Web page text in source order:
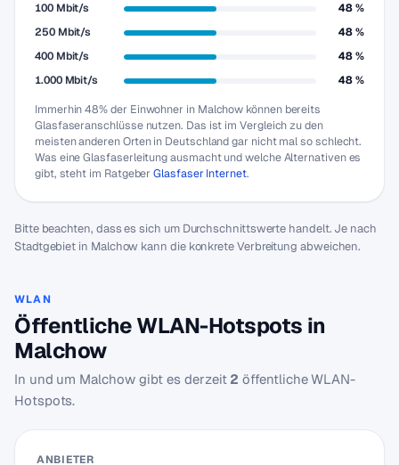
100 Mbit/s
48 %
250 Mbit/s
48 %
400 Mbit/s
48 %
1.000 Mbit/s
48 %
Immerhin 48% der Einwohner in Malchow können bereits
Glasfaseranschlüsse nutzen. Das ist im Vergleich zu den
meisten anderen Orten in Deutschland gar nicht mal so schlecht.
Was eine Glasfaserleitung ausmacht und welche Alternativen es
gibt, steht im RatgeberGlasfaser Internet.
Bitte beachten, dass es sich um Durchschnittswerte handelt. Je nach
Stadtgebiet in Malchow kann die konkrete Verbreitung abweichen.
WLAN
Öffentliche WLAN-Hotspots in
Malchow
In und um Malchow gibt es derzeit 2 öffentliche WLAN-
Hotspots.
ANBIETER